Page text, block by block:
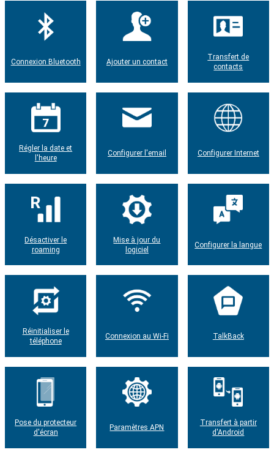
Connexion Bluetooth Ajouter un contact
Transfert de
contacts
Régler la date et
l'heure
Configurer l'email Configurer Internet
Désactiver le
roaming
Mise à jour du
logiciel
Configurer la langue
Réinitialiser le
téléphone
Connexion au Wi-Fi TalkBack
Pose du protecteur
d'écran
Paramètres APN
Transfert à partir
d'Android